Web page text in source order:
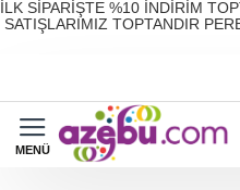
İLK SİPARİŞTE %10
SATIŞLARIMIZ TOPTANDIR